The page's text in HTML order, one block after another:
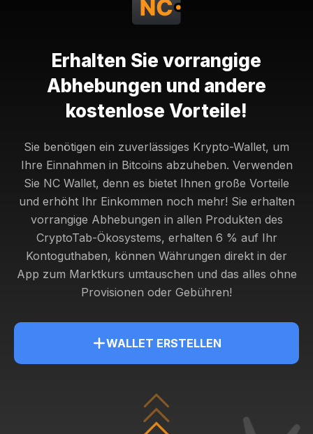
Erhalten Sie vorrangige
Abhebungen und andere
kostenlose Vorteile!
Sie benötigen ein zuverlässiges Krypto-Wallet, um
Ihre Einnahmen in Bitcoins abzuheben. Verwenden
Sie NC Wallet, denn es bietet Ihnen große Vorteile
und erhöht Ihr Einkommen noch mehr! Sie erhalten
vorrangige Abhebungen in allen Produkten des
CryptoTab-Ökosystems, erhalten 6 % auf Ihr
Kontoguthaben, können Währungen direkt in der
App zum Marktkurs umtauschen und das alles ohne
Provisionen oder Gebühren!
WALLET ERSTELLEN